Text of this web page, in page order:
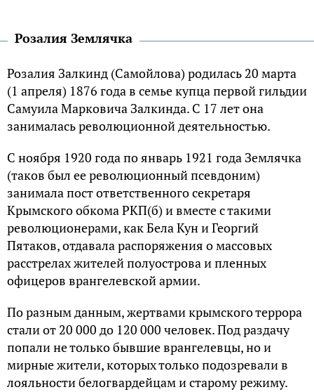
Розалия Землячка
Розалия Залкинд (Самойлова) родилась 20 марта
(1 апреля) 1876 года в семье купца первой гильдии
Самуила Марковича Залкинда. С 17 лет она
занималась революционной деятельностью.
С ноября 1920 года по январь 1921 года Землячка
(таков был ее революционный псевдоним)
занимала пост ответственного секретаря
Крымского обкома РКП(б) и вместе с такими
революционерами, как Бела Кун и Георгий
Пятаков, отдавала распоряжения о массовых
расстрелах жителей полуострова и пленных
офицеров врангелевской армии.
По разным данным, жертвами крымского террора
стали от 20 000 до 120 000 человек. Под раздачу
попали не только бывшие врангелевцы, но и
мирные жители, которых только подозревали в
лояльности белогвардейцам и старому режиму.